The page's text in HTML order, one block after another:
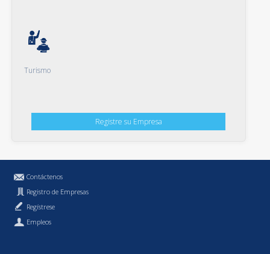
Turismo
Registre su Empresa
Contáctenos
Registro de Empresas
Regístrese
Empleos